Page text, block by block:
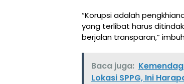
“Korupsi adalah
yang terlibat harus
berjalan transparan,”
Baca juga:
Lokasi SPPG, Ini